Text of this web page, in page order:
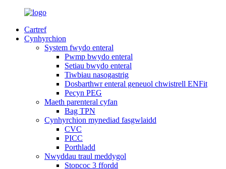
Cartref
Cynhyrchion
System fwydo enteral
Pwmp bwydo enteral
Setiau bwydo enteral
Tiwbiau nasogastrig
Dosbarthwr enteral geneuol chwistrell ENFit
Pecyn PEG
Maeth parenteral cyfan
Bag TPN
Cynhyrchion mynediad fasgwlaidd
CVC
PICC
Porthladd
Nwyddau traul meddygol
Stopcoc 3 ffordd